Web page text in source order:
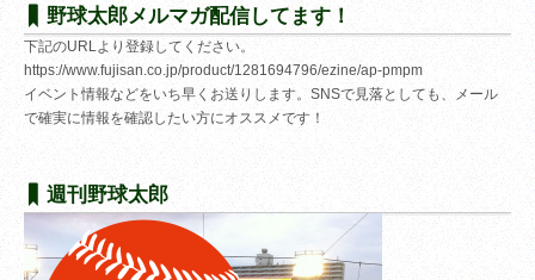
野球太郎メルマガ配信してます！
下記のURLより登録してください。
https://www.fujisan.co.jp/product/1281694796/ezine/ap-pmpm
イベント情報などをいち早くお送りします。SNSで見落としても、メール
で確実に情報を確認したい方にオススメです！
週刊野球太郎